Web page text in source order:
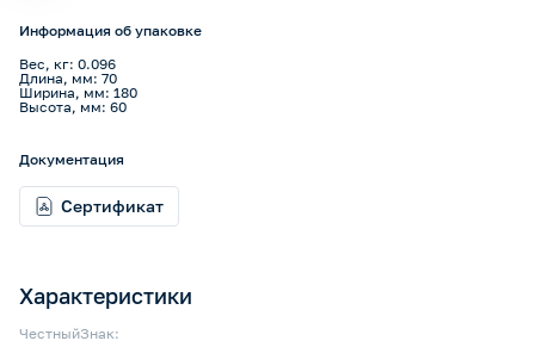
Характеристики
ЧестныйЗнак:
Информация об упаковке
Вес, кг: 0.096
Длина, мм: 70
Ширина, мм: 180
Высота, мм: 60
Документация
Сертификат